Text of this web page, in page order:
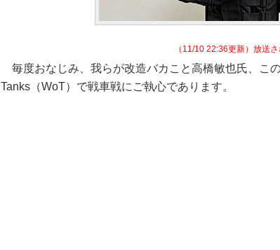
（11/10 22:36更新）放送
毎度おなじみ、我らが改造バカこと高橋敏也氏、こ
Tanks（WoT）で戦車戦にご執心であります。